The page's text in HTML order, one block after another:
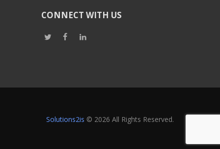
CONNECT WITH US
Solutions2is © 2026 All Rights Reserved.